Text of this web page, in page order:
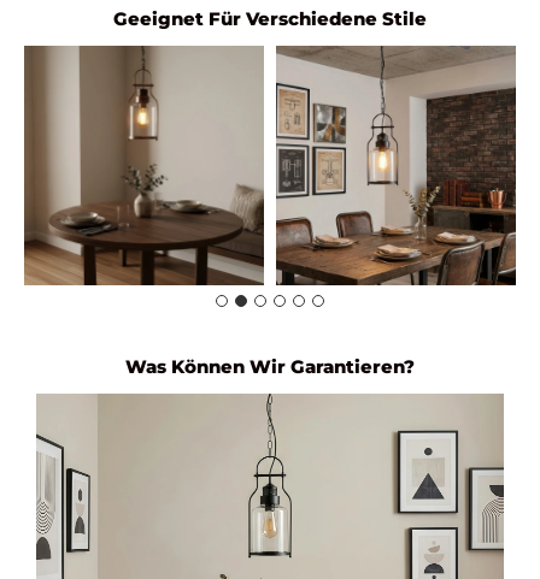
Geeignet Für Verschiedene Stile
Was Können Wir Garantieren?